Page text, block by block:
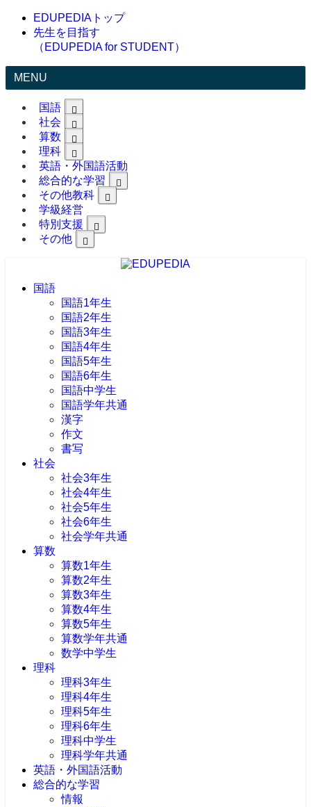
EDUPEDIAトップ
先生を目指す
（EDUPEDIA for STUDENT）
MENU
国語
社会
算数
理科
英語・外国語活動
総合的な学習
その他教科
学級経営
特別支援
その他
国語
国語1年生
国語2年生
国語3年生
国語4年生
国語5年生
国語6年生
国語中学生
国語学年共通
漢字
作文
書写
社会
社会3年生
社会4年生
社会5年生
社会6年生
社会学年共通
算数
算数1年生
算数2年生
算数3年生
算数4年生
算数5年生
算数学年共通
数学中学生
理科
理科3年生
理科4年生
理科5年生
理科6年生
理科中学生
理科学年共通
英語・外国語活動
総合的な学習
情報